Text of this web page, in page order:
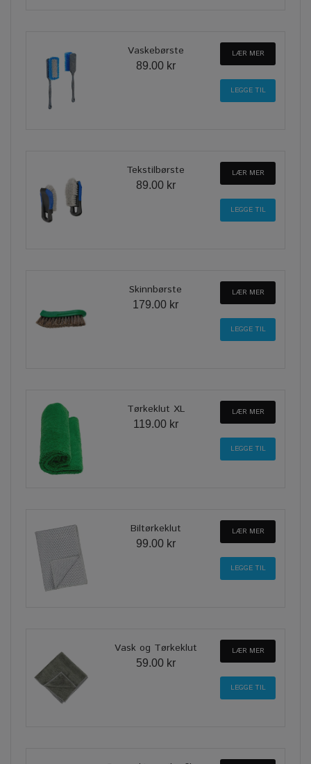
Vaskebørste
89.00 kr
LÆR MER
Tekstilbørste
89.00 kr
LÆR MER
Skinnbørste
179.00 kr
LÆR MER
Tørkeklut XL
119.00 kr
LÆR MER
Biltørkeklut
99.00 kr
LÆR MER
Vask og Tørkeklut
59.00 kr
LÆR MER